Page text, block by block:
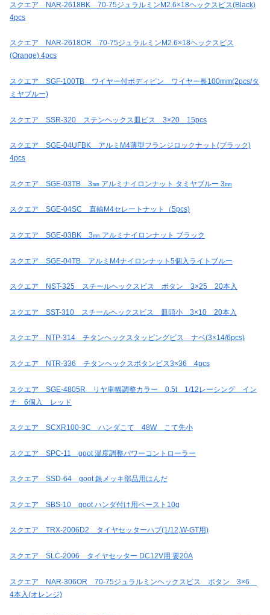
スクエア NAR-2618BK 70-75ジュラルミンM2.6×18ヘックスビス(Black)
4pcs
スクエア NAR-2618OR 70-75ジュラルミンM2.6×18ヘックスビス
(Orange) 4pcs
スクエア SGF-100TB ワイヤー付ボディピン ワイヤー長100mm(2pcs/タ
ミヤブルー)
スクエア SSR-320 ステンヘックス皿ビス 3×20 15pcs
スクエア SGE-04UFBK アルミM4薄型フランジロックナット(ブラック)
4pcs
スクエア SGE-03TB 3㎜ アルミナイロンナット タミヤブルー 3㎜
スクエア SGE-04SC 真鍮M4セレートナット（5pcs)
スクエア SGE-03BK 3㎜ アルミナイロンナット ブラック
スクエア SGE-04TB アルミM4ナイロンナット5個入ライトブルー
スクエア NST-325 スチールヘックスビス ボタン 3×25 20本入
スクエア SST-310 スチールヘックスビス 皿頭小 3×10 20本入
スクエア NTP-314 チタンヘックスタッピングビス ナベ(3×14/6pcs)
スクエア NTR-336 チタンヘックスボタンビス3×36 4pcs
スクエア SGE-4805R リヤ車幅調整カラー 0.5t 1/12レーシング イン
チ 6個入 レッド
スクエア SCXR100-3C ハンダこて 48W こて先小
スクエア SPC-11 goot 温度調整パワーコントローラー
スクエア SSD-64 goot 銀メッキ部品用はんだ
スクエア SBS-10 goot ハンダ付け用ペースト10g
スクエア TRX-2006D2 タイヤセッターハブ(1/12,W-GT用)
スクエア SLC-2006 タイヤセッター DC12V用 要20A
スクエア NAR-306OR 70-75ジュラルミンヘックスビス ボタン 3×6
4本入(オレンジ)